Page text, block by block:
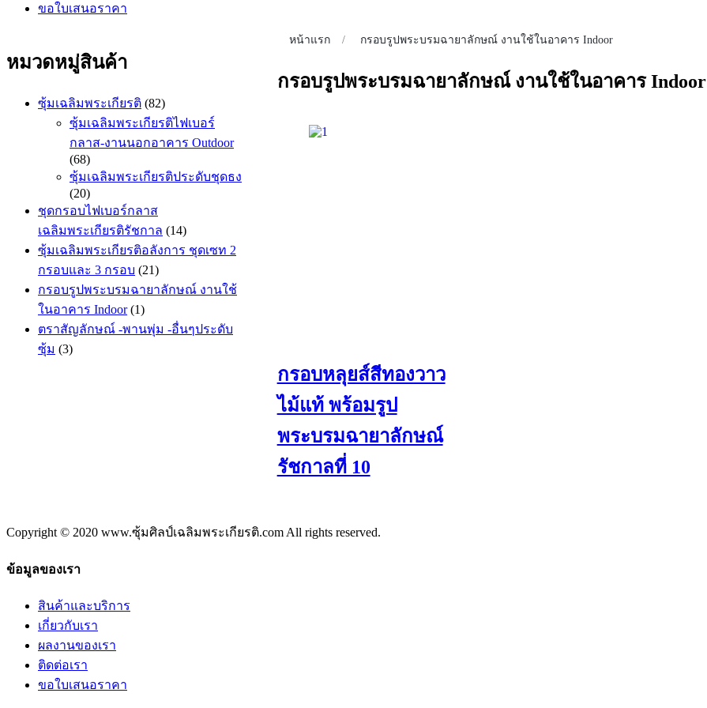
ขอใบเสนอราคา
หมวดหมู่สินค้า
ซุ้มเฉลิมพระเกียรติ (82)
ซุ้มเฉลิมพระเกียรติไฟเบอร์
กลาส-งานนอกอาคาร Outdoor
(68)
ซุ้มเฉลิมพระเกียรติประดับชุดธง
(20)
ชุดกรอบไฟเบอร์กลาส
เฉลิมพระเกียรติรัชกาล (14)
ซุ้มเฉลิมพระเกียรติอลังการ ชุดเซท 2
กรอบและ 3 กรอบ (21)
กรอบรูปพระบรมฉายาลักษณ์ งานใช้
ในอาคาร Indoor (1)
ตราสัญลักษณ์ -พานพุ่ม -อื่นๆประดับ
ซุ้ม (3)
หน้าแรก / กรอบรูปพระบรมฉายาลักษณ์ งานใช้ในอาคาร Indoor
กรอบรูปพระบรมฉายาลักษณ์ งานใช้ในอาคาร Indoor
กรอบหลุยส์สีทองวาว
ไม้แท้ พร้อมรูป
พระบรมฉายาลักษณ์
รัชกาลที่ 10
Copyright © 2020 www.ซุ้มศิลป์เฉลิมพระเกียรติ.com All rights reserved.
ข้อมูลของเรา
สินค้าและบริการ
เกี่ยวกับเรา
ผลงานของเรา
ติดต่อเรา
ขอใบเสนอราคา